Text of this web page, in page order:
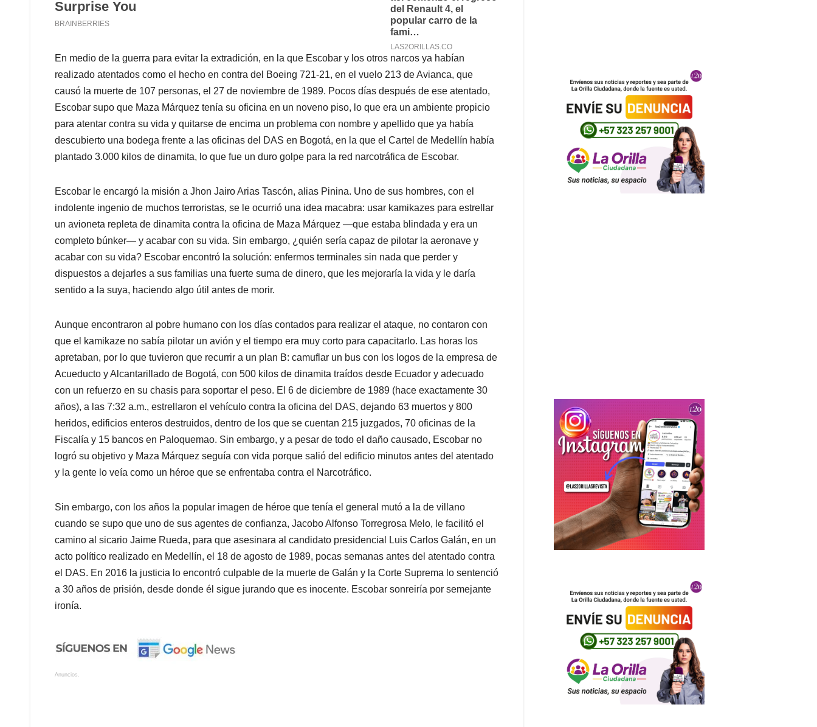
En medio de la guerra para evitar la extradición, en la que Escobar y los otros narcos ya habían
realizado atentados como el hecho en contra del Boeing 721-21, en el vuelo 213 de Avianca, que
causó la muerte de 107 personas, el 27 de noviembre de 1989. Pocos días después de ese atentado,
Escobar supo que Maza Márquez tenía su oficina en un noveno piso, lo que era un ambiente propicio
para atentar contra su vida y quitarse de encima un problema con nombre y apellido que ya había
descubierto una bodega frente a las oficinas del DAS en Bogotá, en la que el Cartel de Medellín había
plantado 3.000 kilos de dinamita, lo que fue un duro golpe para la red narcotráfica de Escobar.
Escobar le encargó la misión a Jhon Jairo Arias Tascón, alias Pinina. Uno de sus hombres, con el
indolente ingenio de muchos terroristas, se le ocurrió una idea macabra: usar kamikazes para estrellar
un avioneta repleta de dinamita contra la oficina de Maza Márquez —que estaba blindada y era un
completo búnker— y acabar con su vida. Sin embargo, ¿quién sería capaz de pilotar la aeronave y
acabar con su vida? Escobar encontró la solución: enfermos terminales sin nada que perder y
dispuestos a dejarles a sus familias una fuerte suma de dinero, que les mejoraría la vida y le daría
sentido a la suya, haciendo algo útil antes de morir.
Aunque encontraron al pobre humano con los días contados para realizar el ataque, no contaron con
que el kamikaze no sabía pilotar un avión y el tiempo era muy corto para capacitarlo. Las horas los
apretaban, por lo que tuvieron que recurrir a un plan B: camuflar un bus con los logos de la empresa de
Acueducto y Alcantarillado de Bogotá, con 500 kilos de dinamita traídos desde Ecuador y adecuado
con un refuerzo en su chasis para soportar el peso. El 6 de diciembre de 1989 (hace exactamente 30
años), a las 7:32 a.m., estrellaron el vehículo contra la oficina del DAS, dejando 63 muertos y 800
heridos, edificios enteros destruidos, dentro de los que se cuentan 215 juzgados, 70 oficinas de la
Fiscalía y 15 bancos en Paloquemao. Sin embargo, y a pesar de todo el daño causado, Escobar no
logró su objetivo y Maza Márquez seguía con vida porque salió del edificio minutos antes del atentado
y la gente lo veía como un héroe que se enfrentaba contra el Narcotráfico.
Sin embargo, con los años la popular imagen de héroe que tenía el general mutó a la de villano
cuando se supo que uno de sus agentes de confianza, Jacobo Alfonso Torregrosa Melo, le facilitó el
camino al sicario Jaime Rueda, para que asesinara al candidato presidencial Luis Carlos Galán, en un
acto político realizado en Medellín, el 18 de agosto de 1989, pocas semanas antes del atentado contra
el DAS. En 2016 la justicia lo encontró culpable de la muerte de Galán y la Corte Suprema lo sentenció
a 30 años de prisión, desde donde él sigue jurando que es inocente. Escobar sonreiría por semejante
ironía.
Anuncios.